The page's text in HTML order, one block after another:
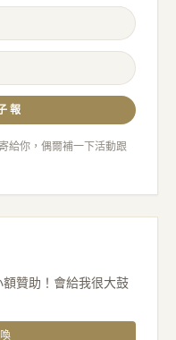
報
給你，偶爾補一下活動跟
贊助！會給我很大鼓